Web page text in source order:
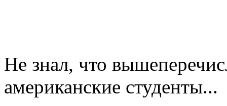
Не знал, что
американские студенты...